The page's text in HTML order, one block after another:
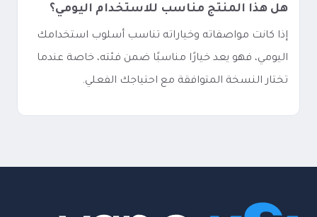
هل هذا المنتج مناسب للاستخدام اليومي؟
إذا كانت مواصفاته وخياراته تناسب أسلوب استخدامك
اليومي، فهو يعد خيارًا مناسبًا ضمن فئته، خاصة عندما
تختار النسخة المتوافقة مع احتياجك الفعلي.